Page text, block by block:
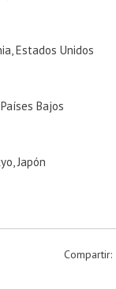
Estados Unidos
Bajos
Japón
Compartir: